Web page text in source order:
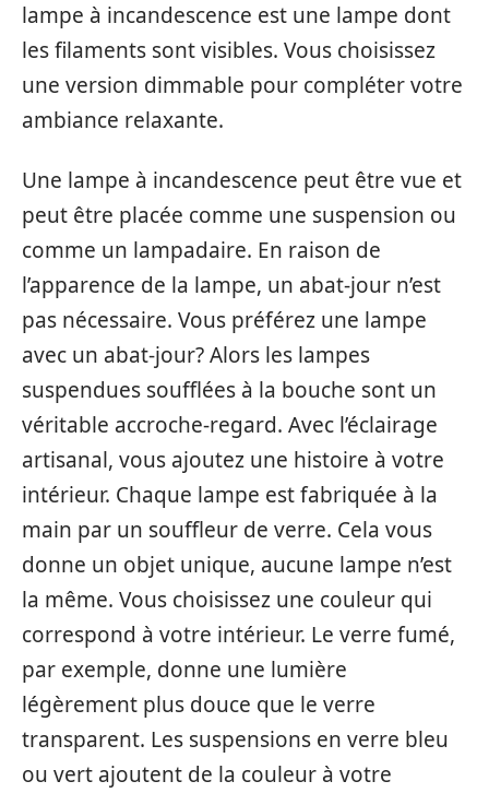
lampe à incandescence est une lampe dont
les filaments sont visibles. Vous choisissez
une version dimmable pour compléter votre
ambiance relaxante.
Une lampe à incandescence peut être vue et
peut être placée comme une suspension ou
comme un lampadaire. En raison de
l’apparence de la lampe, un abat-jour n’est
pas nécessaire. Vous préférez une lampe
avec un abat-jour? Alors les lampes
suspendues soufflées à la bouche sont un
véritable accroche-regard. Avec l’éclairage
artisanal, vous ajoutez une histoire à votre
intérieur. Chaque lampe est fabriquée à la
main par un souffleur de verre. Cela vous
donne un objet unique, aucune lampe n’est
la même. Vous choisissez une couleur qui
correspond à votre intérieur. Le verre fumé,
par exemple, donne une lumière
légèrement plus douce que le verre
transparent. Les suspensions en verre bleu
ou vert ajoutent de la couleur à votre